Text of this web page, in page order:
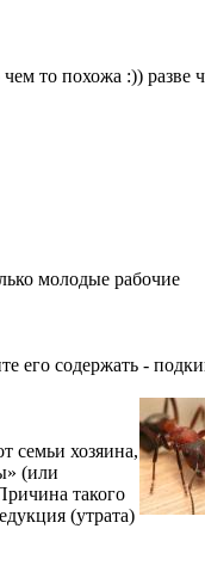
то похожа :)) разве
молодые рабочие
его содержать -
семьи хозяина,
(или
такого
(утрата)